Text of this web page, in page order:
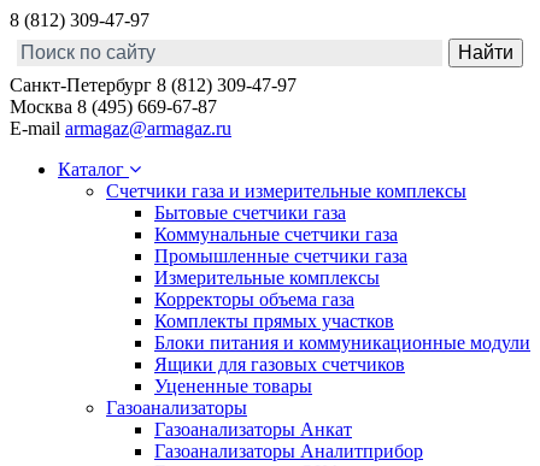
8 (812) 309-47-97
Санкт-Петербург 8 (812) 309-47-97
Москва 8 (495) 669-67-87
E-mail armagaz@armagaz.ru
Каталог
Счетчики газа и измерительные комплексы
Бытовые счетчики газа
Коммунальные счетчики газа
Промышленные счетчики газа
Измерительные комплексы
Корректоры объема газа
Комплекты прямых участков
Блоки питания и коммуникационные модули
Ящики для газовых счетчиков
Уцененные товары
Газоанализаторы
Газоанализаторы Анкат
Газоанализаторы Аналитприбор